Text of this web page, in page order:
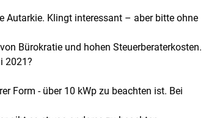
Autarkie. Klingt interessant – aber bitte ohne
Bürokratie und hohen Steuerberaterkosten.
2021?
Form - über 10 kWp zu beachten ist. Bei